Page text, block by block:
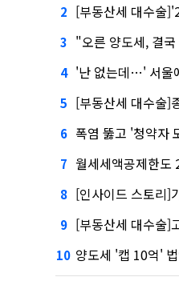
2 [부동산세 대수술]'2
3 "오른 양도세, 결국
4 '난 없는데…' 서울에
5 [부동산세 대수술]종부
6 폭염 뚫고 '청약자
7 월세세액공제한도 200
8 [인사이드 스토리]가덕
9 [부동산세 대수술]고가·
10 양도세 '캡 10억'